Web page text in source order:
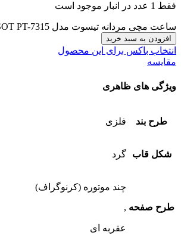
فقط 1 عدد در انبار موجود است
ساعت مچی مردانه تیسوت مدل TISSOT PT-7315 عدد
افزودن به سبد خرید
انتخاب باکس برای این محصول
مقایسه
ویژگی های ظاهری
طرح بند فلزی
شکل قاب گرد
طرح صفحه
چند موتوره (کرنوگراف)
,
عقربه ای